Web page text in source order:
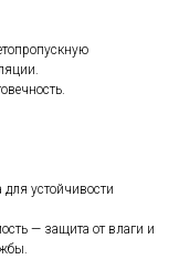
устойчивости
— защита от влаги и